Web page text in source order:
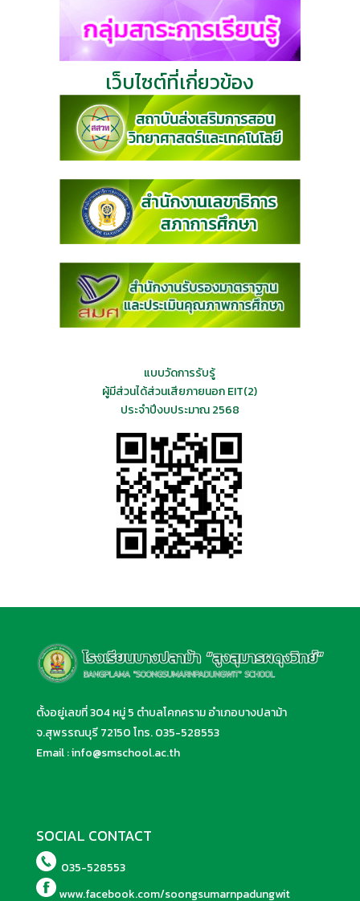
เว็บไซต์ที่เกี่ยวข้อง
แบบวัดการรับรู้
ผู้มีส่วนได้ส่วนเสียภายนอก EIT(2)
ประจำปีงบประมาณ 2568
ตั้งอยู่เลขที่ 304 หมู่ 5 ตำบลโคกคราม อำเภอบางปลาม้า
จ.สุพรรณบุรี 72150 โทร.035-528553
Email :info@smschool.ac.th
SOCIAL CONTACT
035-528553
www.facebook.com/soongsumarnpadungwit